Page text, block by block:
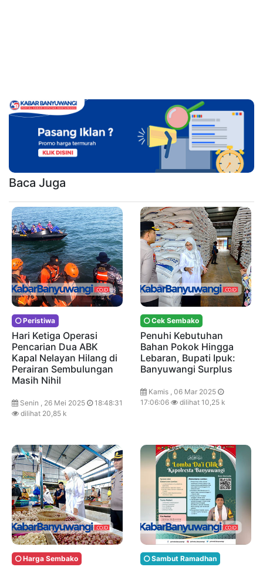
Baca Juga
Peristiwa
Hari Ketiga Operasi
Pencarian Dua ABK
Kapal Nelayan Hilang di
Perairan Sembulungan
Masih Nihil
Senin , 26 Mei 2025
18:48:31
dilihat 20,85 k
Cek Sembako
Penuhi Kebutuhan
Bahan Pokok Hingga
Lebaran, Bupati Ipuk:
Banyuwangi Surplus
Kamis , 06 Mar 2025
17:06:06
dilihat 10,25 k
Harga Sembako Sambut Ramadhan